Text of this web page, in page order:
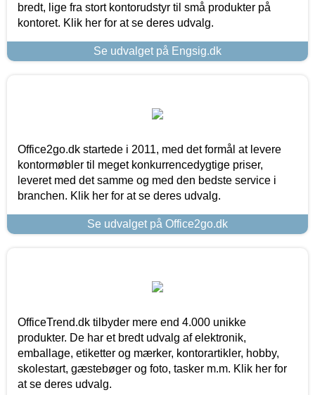
bredt, lige fra stort kontorudstyr til små produkter på
kontoret. Klik her for at se deres udvalg.
Se udvalget på Engsig.dk
Office2go.dk startede i 2011, med det formål at levere
kontormøbler til meget konkurrencedygtige priser,
leveret med det samme og med den bedste service i
branchen. Klik her for at se deres udvalg.
Se udvalget på Office2go.dk
OfficeTrend.dk tilbyder mere end 4.000 unikke
produkter. De har et bredt udvalg af elektronik,
emballage, etiketter og mærker, kontorartikler, hobby,
skolestart, gæstebøger og foto, tasker m.m. Klik her for
at se deres udvalg.